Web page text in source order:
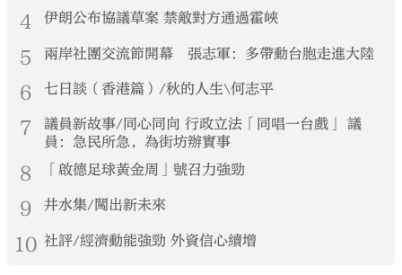
4 伊朗公布協議草案 禁敵對方通過霍峽
5 兩岸社團交流節開幕 張志軍：多帶動台胞走進大陸
6 七日談（香港篇）/秋的人生\何志平
7
議員新故事/同心同向 行政立法「同唱一台戲」 議
員：急民所急，為街坊辦實事
8 「啟德足球黃金周」號召力強勁
9 井水集/闖出新未來
10 社評/經濟動能強勁 外資信心續增